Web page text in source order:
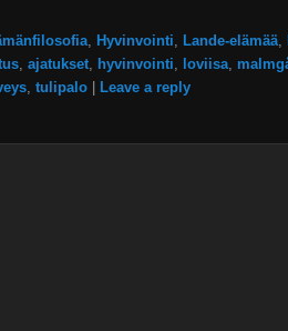
Hyvinvointi Lande-elämää
ajatukset hyvinvointi loviisa
tulipalo Leave a reply